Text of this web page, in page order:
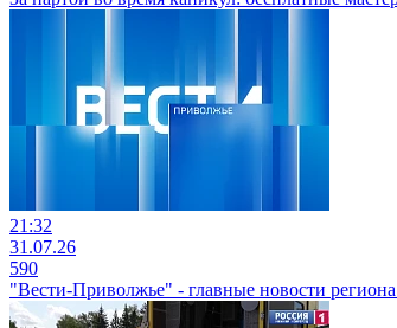
21:32
31.07.26
590
"Вести-Приволжье" - главные новости